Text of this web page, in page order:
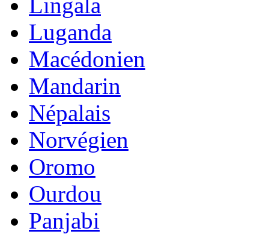
Luganda
Macédonien
Mandarin
Népalais
Norvégien
Oromo
Ourdou
Panjabi